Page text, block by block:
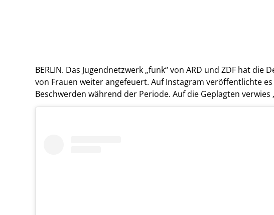
BERLIN. Das Jugendnetzwerk „funk“ von ARD und ZDF hat
von Frauen weiter angefeuert. Auf Instagram veröffentlichte
Beschwerden während der Periode. Auf die Geplagten verwies